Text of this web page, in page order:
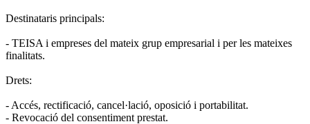
Destinataris principals:
- TEISA i empreses del mateix grup empresarial i per les mateixes
finalitats.
Drets:
- Accés, rectificació, cancel·lació, oposició i portabilitat.
- Revocació del consentiment prestat.